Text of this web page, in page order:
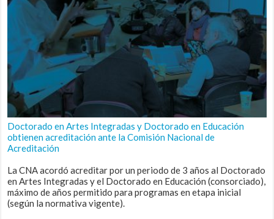
Doctorado en Artes Integradas y Doctorado en Educación
obtienen acreditación ante la Comisión Nacional de
Acreditación
La CNA acordó acreditar por un periodo de 3 años al Doctorado
en Artes Integradas y el Doctorado en Educación (consorciado),
máximo de años permitido para programas en etapa inicial
(según la normativa vigente).